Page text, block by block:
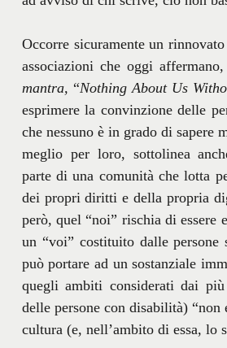
Occorre sicuramente un
associazioni che oggi
mantra, “Nothing About Us
esprimere la convinzione delle
che nessuno è in grado di sapere
meglio per loro, sottolinea
parte di una comunità che lotta
dei propri diritti e della propria
però, quel “noi” rischia di essere
un “voi” costituito dalle persone
può portare ad un sostanziale
quegli ambiti considerati dai
delle persone con disabilità) “non
cultura (e, nell’ambito di essa, lo